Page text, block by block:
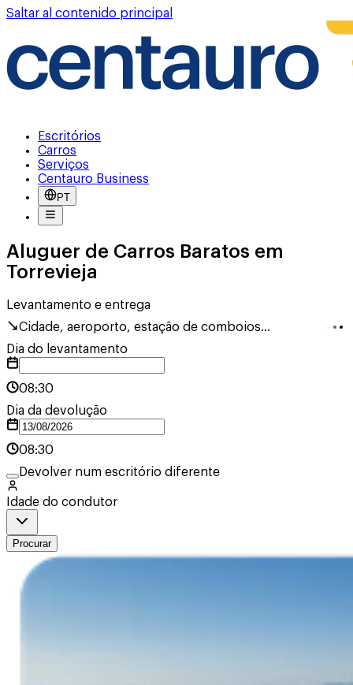
Saltar al contenido principal
Escritórios
Carros
Serviços
Centauro Business
PT
Aluguer de Carros Baratos em
Torrevieja
Levantamento e entrega
Cidade, aeroporto, estação de comboios...
Dia do levantamento
08:30
Dia da devolução
08:30
Devolver num escritório diferente
Idade do condutor
Procurar